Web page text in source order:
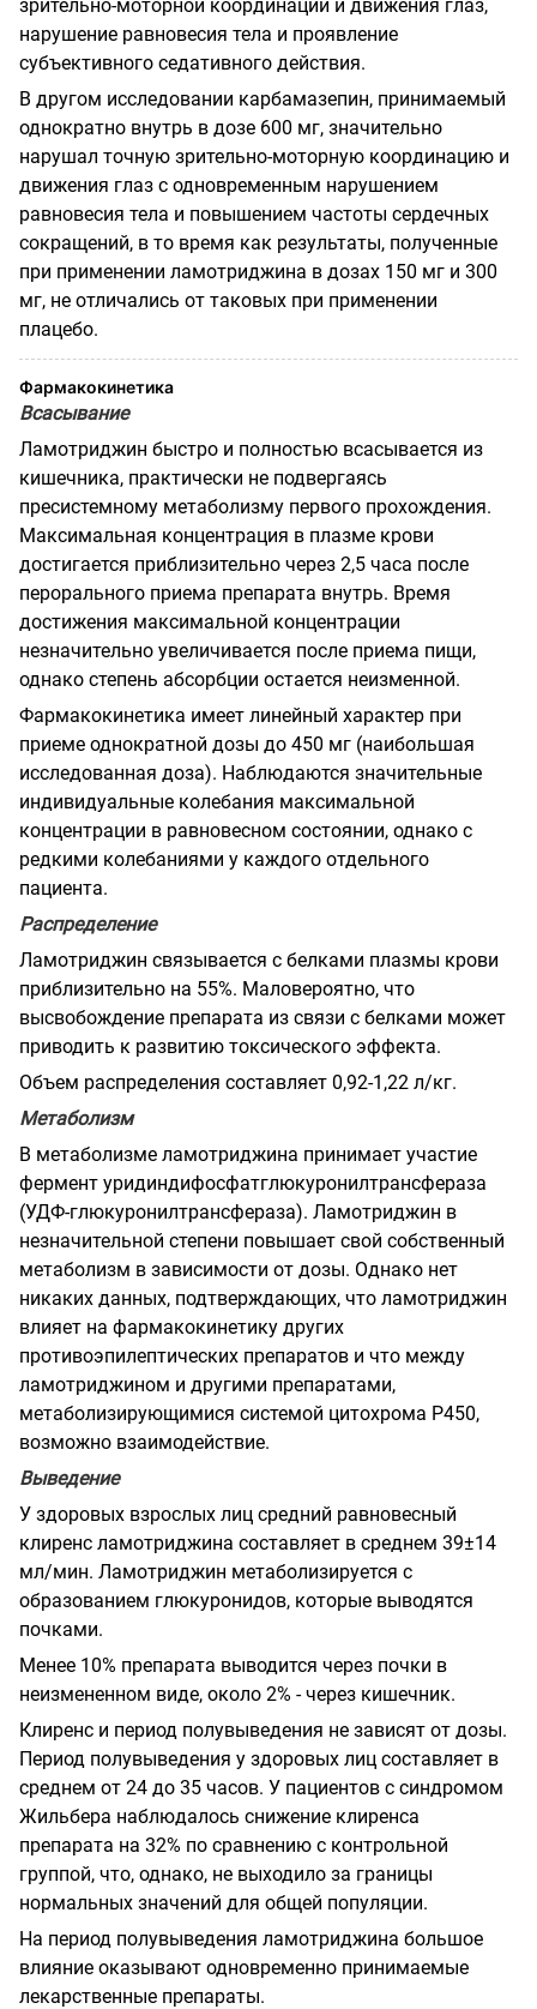
зрительно-моторной координации и движения глаз,
нарушение равновесия тела и проявление
субъективного седативного действия.
В другом исследовании карбамазепин, принимаемый
однократно внутрь в дозе 600 мг, значительно
нарушал точную зрительно-моторную координацию и
движения глаз с одновременным нарушением
равновесия тела и повышением частоты сердечных
сокращений, в то время как результаты, полученные
при применении ламотриджина в дозах 150 мг и 300
мг, не отличались от таковых при применении
плацебо.
Фармакокинетика
Всасывание
Ламотриджин быстро и полностью всасывается из
кишечника, практически не подвергаясь
пресистемному метаболизму первого прохождения.
Максимальная концентрация в плазме крови
достигается приблизительно через 2,5 часа после
перорального приема препарата внутрь. Время
достижения максимальной концентрации
незначительно увеличивается после приема пищи,
однако степень абсорбции остается неизменной.
Фармакокинетика имеет линейный характер при
приеме однократной дозы до 450 мг (наибольшая
исследованная доза). Наблюдаются значительные
индивидуальные колебания максимальной
концентрации в равновесном состоянии, однако с
редкими колебаниями у каждого отдельного
пациента.
Распределение
Ламотриджин связывается с белками плазмы крови
приблизительно на 55%. Маловероятно, что
высвобождение препарата из связи с белками может
приводить к развитию токсического эффекта.
Объем распределения составляет 0,92-1,22 л/кг.
Метаболизм
В метаболизме ламотриджина принимает участие
фермент уридиндифосфатглюкуронилтрансфераза
(УДФ-глюкуронилтрансфераза). Ламотриджин в
незначительной степени повышает свой собственный
метаболизм в зависимости от дозы. Однако нет
никаких данных, подтверждающих, что ламотриджин
влияет на фармакокинетику других
противоэпилептических препаратов и что между
ламотриджином и другими препаратами,
метаболизирующимися системой цитохрома Р450,
возможно взаимодействие.
Выведение
У здоровых взрослых лиц средний равновесный
клиренс ламотриджина составляет в среднем 39±14
мл/мин. Ламотриджин метаболизируется с
образованием глюкуронидов, которые выводятся
почками.
Менее 10% препарата выводится через почки в
неизмененном виде, около 2% - через кишечник.
Клиренс и период полувыведения не зависят от дозы.
Период полувыведения у здоровых лиц составляет в
среднем от 24 до 35 часов. У пациентов с синдромом
Жильбера наблюдалось снижение клиренса
препарата на 32% по сравнению с контрольной
группой, что, однако, не выходило за границы
нормальных значений для общей популяции.
На период полувыведения ламотриджина большое
влияние оказывают одновременно принимаемые
лекарственные препараты.